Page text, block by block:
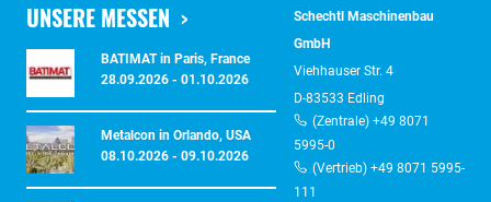
UNSERE MESSEN
BATIMAT in Paris, France
28.09.2026 - 01.10.2026
Metalcon in Orlando, USA
08.10.2026 - 09.10.2026
Schechtl Maschinenbau
GmbH
Viehhauser Str. 4
D-83533 Edling
(Zentrale) +49 8071
5995-0
(Vertrieb) +49 8071 5995-
111